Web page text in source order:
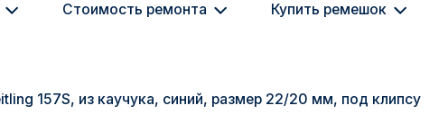
Стоимость ремонта Купить ремешок
157S, из каучука, синий, размер 22/20 мм, под клипсу